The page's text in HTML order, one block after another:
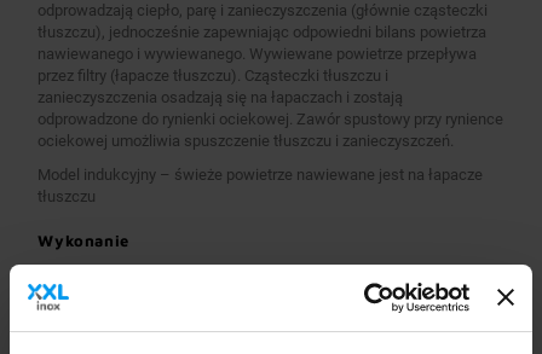
odprowadzają ciepło, parę i zanieczyszczenia (głównie cząsteczki
tłuszczu), jednocześnie zapewniając odpowiedni bilans powietrza
nawiewanego i wywiewanego. Wywiewane powietrze przepływa
przez filtry (łapacze tłuszczu). Cząsteczki tłuszczu i
zanieczyszczenia osadzają się na łapaczach i zostają
odprowadzone do rynienki ociekowej. Zawór spustowy przy rynience
ociekowej umożliwia spuszczenie tłuszczu i zanieczyszczeń.
Model indukcyjny – świeże powietrze nawiewane jest na łapacze
tłuszczu
Wykonanie
Okapy wykonane są z wysokogatunkowej stali nierdzewnej.
Okapy nawiewno-wywiewne o wymiarach A>2600 mm
wykonane są w wersji łączonej (zestawione), z dwóch lub